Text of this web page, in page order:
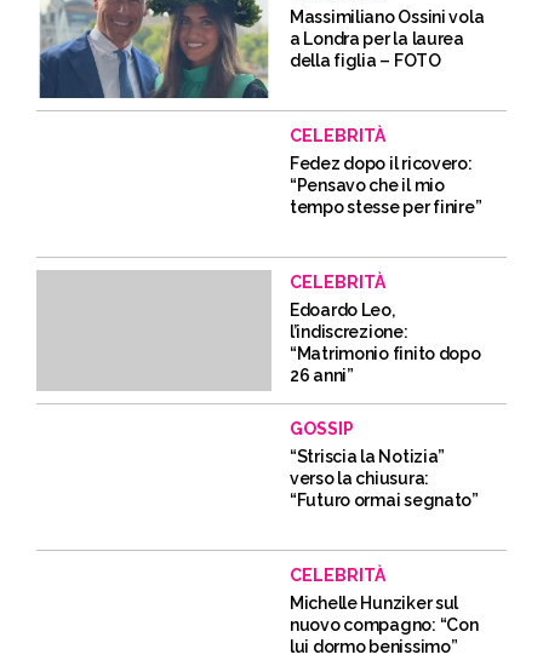
Massimiliano Ossini vola
a Londra per la laurea
della figlia – FOTO
CELEBRITÀ
Fedez dopo il ricovero:
“Pensavo che il mio
tempo stesse per finire”
CELEBRITÀ
Edoardo Leo,
l’indiscrezione:
“Matrimonio finito dopo
26 anni”
GOSSIP
“Striscia la Notizia”
verso la chiusura:
“Futuro ormai segnato”
CELEBRITÀ
Michelle Hunziker sul
nuovo compagno: “Con
lui dormo benissimo”